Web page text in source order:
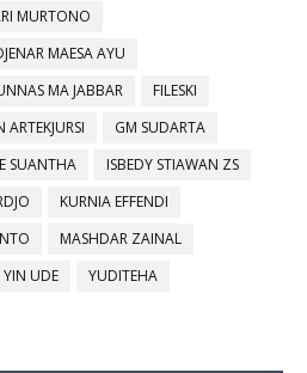
MURTONO
MAESA AYU
MA JABBAR
FILESKI
ARTEKJURSI
GM SUDARTA
SUANTHA
ISBEDY STIAWAN ZS
KURNIA EFFENDI
MASHDAR ZAINAL
YIN UDE
YUDITEHA